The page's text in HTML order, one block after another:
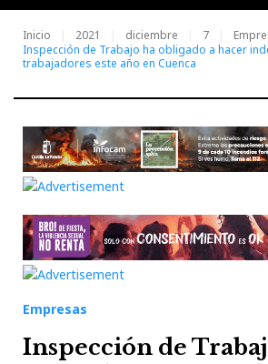
Inicio 2021 diciembre 7
Inspección de Trabajo ha obligado a hacer
trabajadores este año en Cuenca
Empresas
Inspección de